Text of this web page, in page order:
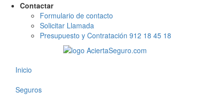
Contactar
Formulario de contacto
Solicitar Llamada
Presupuesto y Contratación 912 18 45 18
Inicio
Seguros